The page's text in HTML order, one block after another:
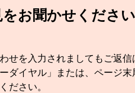
お聞かせください
せを入力されましてもご返
ダイヤル」または、ページ
ださい。